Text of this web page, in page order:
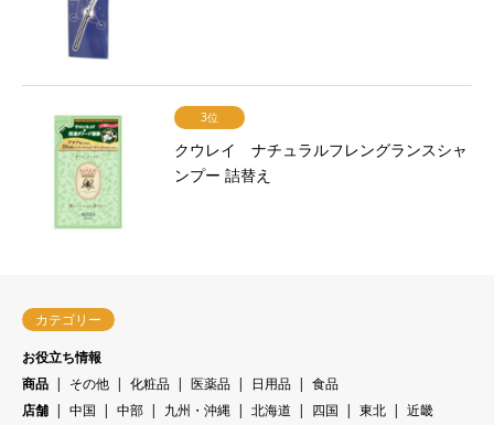
3位
クウレイ ナチュラルフレングランスシャ
ンプー 詰替え
カテゴリー
お役立ち情報
商品
その他 化粧品 医薬品 日用品
食品
店舗
中国 中部 九州・沖縄 北海道 四国 東北
近畿